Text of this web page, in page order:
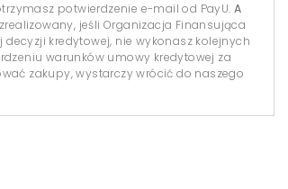
potwierdzenie e-mail od PayU. A
jeśli Organizacja Finansująca
kredytowej, nie wykonasz kolejnych
warunków umowy kredytowej za
zakupy, wystarczy wrócić do naszego